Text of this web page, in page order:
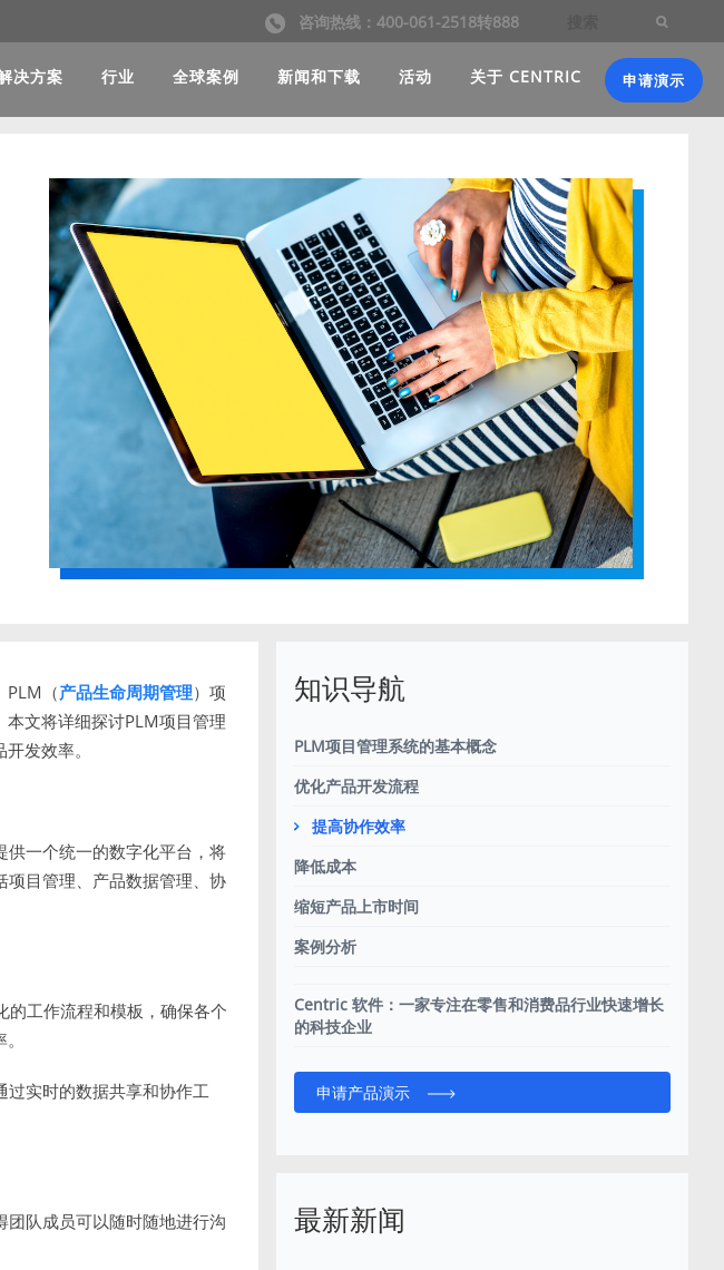
咨询热线：400-061-2518转888
决方案 行业 全球案例 新闻和下载 活动 关于 CENTRIC 申请演示
PLM（产品生命周期管理）项
文将详细探讨PLM项目管理
发效率。
供一个统一的数字化平台，将
项目管理、产品数据管理、协
的工作流程和模板，确保各个
实时的数据共享和协作工
队成员可以随时随地进行沟
知识导航
PLM项目管理系统的基本概念
优化产品开发流程
提高协作效率
降低成本
缩短产品上市时间
案例分析
Centric 软件：一家专注在零售和消费品行业快速增长
的科技企业
申请产品演示
最新新闻